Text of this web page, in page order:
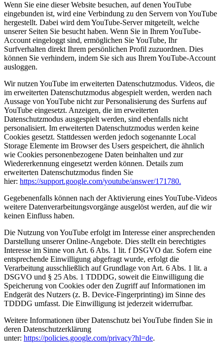
Wenn Sie eine dieser Website besuchen, auf denen YouTube
eingebunden ist, wird eine Verbindung zu den Servern von YouTube
hergestellt. Dabei wird dem YouTube-Server mitgeteilt, welche
unserer Seiten Sie besucht haben. Wenn Sie in Ihrem YouTube-
Account eingeloggt sind, ermöglichen Sie YouTube, Ihr
Surfverhalten direkt Ihrem persönlichen Profil zuzuordnen. Dies
können Sie verhindern, indem Sie sich aus Ihrem YouTube-Account
ausloggen.
Wir nutzen YouTube im erweiterten Datenschutzmodus. Videos, die
im erweiterten Datenschutzmodus abgespielt werden, werden nach
Aussage von YouTube nicht zur Personalisierung des Surfens auf
YouTube eingesetzt. Anzeigen, die im erweiterten
Datenschutzmodus ausgespielt werden, sind ebenfalls nicht
personalisiert. Im erweiterten Datenschutzmodus werden keine
Cookies gesetzt. Stattdessen werden jedoch sogenannte Local
Storage Elemente im Browser des Users gespeichert, die ähnlich
wie Cookies personenbezogene Daten beinhalten und zur
Wiedererkennung eingesetzt werden können. Details zum
erweiterten Datenschutzmodus finden Sie
hier: https://support.google.com/youtube/answer/171780.
Gegebenenfalls können nach der Aktivierung eines YouTube-Videos
weitere Datenverarbeitungsvorgänge ausgelöst werden, auf die wir
keinen Einfluss haben.
Die Nutzung von YouTube erfolgt im Interesse einer ansprechenden
Darstellung unserer Online-Angebote. Dies stellt ein berechtigtes
Interesse im Sinne von Art. 6 Abs. 1 lit. f DSGVO dar. Sofern eine
entsprechende Einwilligung abgefragt wurde, erfolgt die
Verarbeitung ausschließlich auf Grundlage von Art. 6 Abs. 1 lit. a
DSGVO und § 25 Abs. 1 TDDDG, soweit die Einwilligung die
Speicherung von Cookies oder den Zugriff auf Informationen im
Endgerät des Nutzers (z. B. Device-Fingerprinting) im Sinne des
TDDDG umfasst. Die Einwilligung ist jederzeit widerrufbar.
Weitere Informationen über Datenschutz bei YouTube finden Sie in
deren Datenschutzerklärung
unter: https://policies.google.com/privacy?hl=de.